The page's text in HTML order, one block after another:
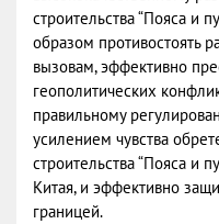
строительства “Пояса и
образом противостоять
вызовам, эффективно
геополитических
правильному
усилением чувства
строительства “Пояса и
Китая, и эффективно
границей.